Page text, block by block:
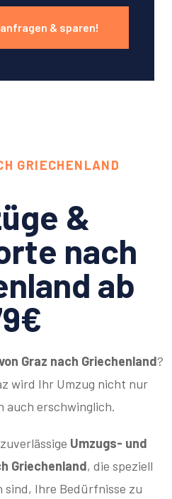
& sparen!
GRIECHENLAND
&
nach
ab
Graz nach Griechenland?
wird Ihr Umzug nicht nur
auch erschwinglich.
Umzugs- und
Griechenland, die speziell
Ihre Bedürfnisse zu